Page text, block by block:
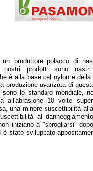
un produttore polacco di
nostri prodotti sono
è alla base del nylon e della
produzione avanzata di
sono lo standard mondiale,
all'abrasione 10 volte
una minore suscettibilità
al
iniziano a "sbrogliarsi"
è stato sviluppato